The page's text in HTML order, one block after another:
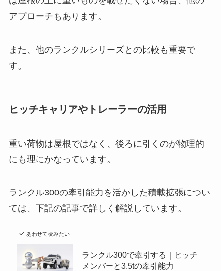
アプローチもあります。
また、他のランクルシリーズとの比較も重要で
す。
ヒッチキャリアやトレーラーの活用
重い荷物は屋根ではなく、後ろに引くのが物理的
にも理にかなっています。
ランクル300の牽引能力を活かした積載拡張につい
ては、下記の記事で詳しく解説しています。
あわせて読みたい
ランクル300で牽引する｜ヒッチ
メンバーと3.5tの牽引能力